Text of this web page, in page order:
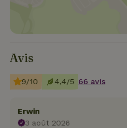
Avis
9/10 4,4/5 66 avis
Erwin
3 août 2026